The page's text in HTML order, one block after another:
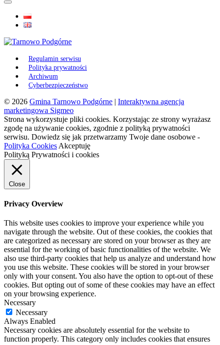
Regulamin serwisu
Polityka prywatności
Archiwum
Cyberbezpieczeństwo
© 2026 Gmina Tarnowo Podgórne | Interaktywna agencja
marketingowa Sigmeo
Strona wykorzystuje pliki cookies. Korzystając ze strony wyrażasz
zgodę na używanie cookies, zgodnie z polityką prywatności
serwisu. Dowiedz się jak przetwarzamy Twoje dane osobowe -
Polityka Cookies Akceptuję
Polityką Prywatności i cookies
Close
Privacy Overview
This website uses cookies to improve your experience while you
navigate through the website. Out of these cookies, the cookies that
are categorized as necessary are stored on your browser as they are
essential for the working of basic functionalities of the website. We
also use third-party cookies that help us analyze and understand how
you use this website. These cookies will be stored in your browser
only with your consent. You also have the option to opt-out of these
cookies. But opting out of some of these cookies may have an effect
on your browsing experience.
Necessary
Necessary
Always Enabled
Necessary cookies are absolutely essential for the website to
function properly. This category only includes cookies that ensures